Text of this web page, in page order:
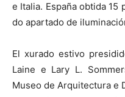
e Italia. España obtida
do apartado de
El xurado estivo
Laine e Lary L.
Museo de Arquitectura e